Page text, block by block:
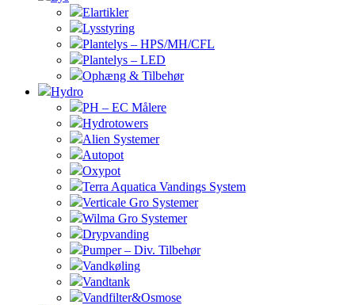
Elartikler
Lysstyring
Plantelys – HPS/MH/CFL
Plantelys – LED
Ophæng & Tilbehør
Hydro
PH – EC Målere
Hydrotowers
Alien Systemer
Autopot
Oxypot
Terra Aquatica Vandings System
Verticale Gro Systemer
Wilma Gro Systemer
Drypvanding
Pumper – Div. Tilbehør
Vandkøling
Vandtank
Vandfilter&Osmose